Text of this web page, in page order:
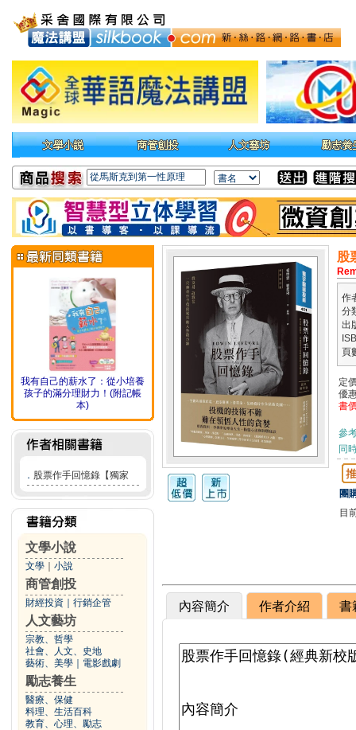
我有自己的薪水了：從小培養
孩子的滿分理財力！(附記帳
本)
． 股票作手回憶錄【獨家
文學小說
文學 小說
商管創投
財經投資 行銷企管
人文藝坊
宗教、哲學
社會、人文、史地
藝術、美學
電影戲劇
勵志養生
醫療、保健
料理、生活百科
教育、心理、勵志
股
作
分
出
頁
定
優
書
參
同
團
目
內容簡介 作者介紹 書